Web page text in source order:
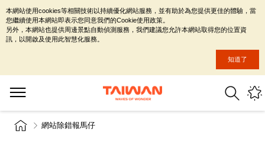
網站除錯報馬仔
本網站使用cookies等相關技術以持續優化網站服務，並有助於為您提供更佳的體驗，當
您繼續使用本網站即表示您同意我們的Cookie使用政策。
另外，本網站也提供周邊景點自動偵測服務，我們建議您允許本網站取得您的位置資
訊，以開啟及使用此智慧化服務。
知道了